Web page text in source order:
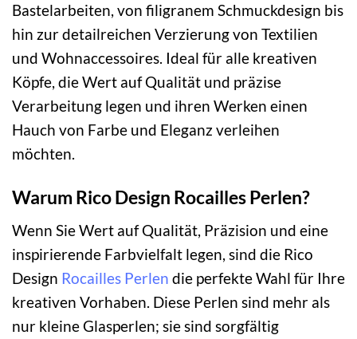
Bastelarbeiten, von filigranem Schmuckdesign bis
hin zur detailreichen Verzierung von Textilien
und Wohnaccessoires. Ideal für alle kreativen
Köpfe, die Wert auf Qualität und präzise
Verarbeitung legen und ihren Werken einen
Hauch von Farbe und Eleganz verleihen
möchten.
Warum Rico Design Rocailles Perlen?
Wenn Sie Wert auf Qualität, Präzision und eine
inspirierende Farbvielfalt legen, sind die Rico
Design Rocailles Perlen die perfekte Wahl für Ihre
kreativen Vorhaben. Diese Perlen sind mehr als
nur kleine Glasperlen; sie sind sorgfältig